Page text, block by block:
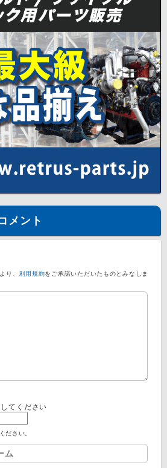
メント
り、 利用規約をご承諾いただいたものとみなしま
てください
ださい。